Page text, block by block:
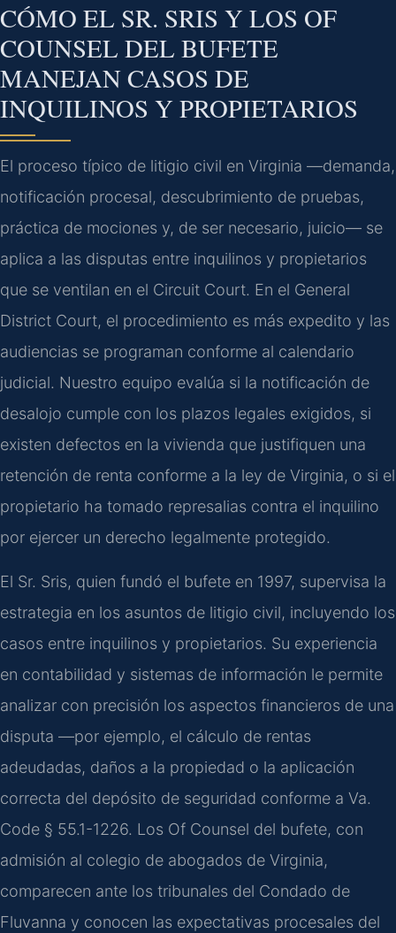
CÓMO EL SR. SRIS Y LOS OF
COUNSEL DEL BUFETE
MANEJAN CASOS DE
INQUILINOS Y PROPIETARIOS
El proceso típico de litigio civil en Virginia —demanda,
notificación procesal, descubrimiento de pruebas,
práctica de mociones y, de ser necesario, juicio— se
aplica a las disputas entre inquilinos y propietarios
que se ventilan en el Circuit Court. En el General
District Court, el procedimiento es más expedito y las
audiencias se programan conforme al calendario
judicial. Nuestro equipo evalúa si la notificación de
desalojo cumple con los plazos legales exigidos, si
existen defectos en la vivienda que justifiquen una
retención de renta conforme a la ley de Virginia, o si el
propietario ha tomado represalias contra el inquilino
por ejercer un derecho legalmente protegido.
El Sr. Sris, quien fundó el bufete en 1997, supervisa la
estrategia en los asuntos de litigio civil, incluyendo los
casos entre inquilinos y propietarios. Su experiencia
en contabilidad y sistemas de información le permite
analizar con precisión los aspectos financieros de una
disputa —por ejemplo, el cálculo de rentas
adeudadas, daños a la propiedad o la aplicación
correcta del depósito de seguridad conforme a Va.
Code § 55.1-1226. Los Of Counsel del bufete, con
admisión al colegio de abogados de Virginia,
comparecen ante los tribunales del Condado de
Fluvanna y conocen las expectativas procesales del